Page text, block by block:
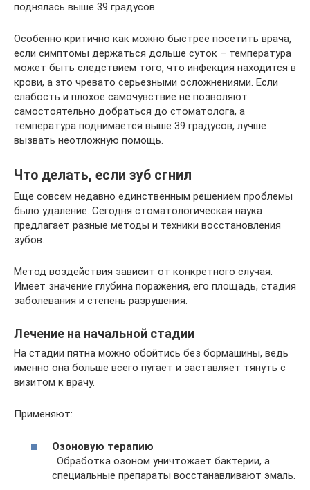
поднялась выше 39 градусов
Особенно критично как можно быстрее посетить врача,
если симптомы держаться дольше суток – температура
может быть следствием того, что инфекция находится в
крови, а это чревато серьезными осложнениями. Если
слабость и плохое самочувствие не позволяют
самостоятельно добраться до стоматолога, а
температура поднимается выше 39 градусов, лучше
вызвать неотложную помощь.
Что делать, если зуб сгнил
Еще совсем недавно единственным решением проблемы
было удаление. Сегодня стоматологическая наука
предлагает разные методы и техники восстановления
зубов.
Метод воздействия зависит от конкретного случая.
Имеет значение глубина поражения, его площадь, стадия
заболевания и степень разрушения.
Лечение на начальной стадии
На стадии пятна можно обойтись без бормашины, ведь
именно она больше всего пугает и заставляет тянуть с
визитом к врачу.
Применяют:
Озоновую терапию
. Обработка озоном уничтожает бактерии, а
специальные препараты восстанавливают эмаль.